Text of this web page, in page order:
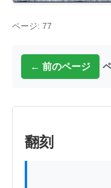
ページ: 77
← 前のページ
翻刻